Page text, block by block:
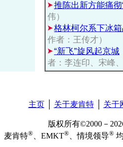
推陈出新方能痛彻
伟）
格林柯尔系下冰
作者：王传才）
“新飞”旋风起京城
者：李连印、宋峰
主页│ 关于麦肯特│ 关于
版权所有©2000－
麦肯特® 、EMKT® 、情境领导®